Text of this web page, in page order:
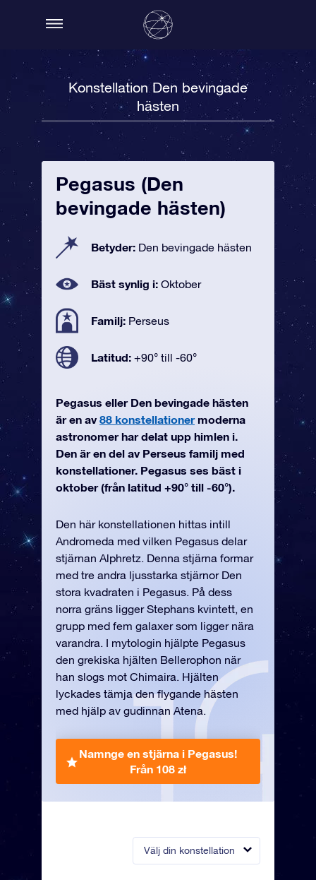
Konstellation Den bevingade
hästen
Välj din konstellation
Pegasus (Den
bevingade hästen)
Betyder: Den bevingade hästen
Bäst synlig i: Oktober
Familj: Perseus
Latitud: +90° till -60°
Pegasus eller Den bevingade hästen
är en av 88 konstellationermoderna
astronomer har delat upp himlen i.
Den är en del av Perseus familj med
konstellationer. Pegasus ses bäst i
oktober (från latitud +90° till -60°).
Den här konstellationen hittas intill
Andromeda med vilken Pegasus delar
stjärnan Alphretz. Denna stjärna formar
med tre andra ljusstarka stjärnor Den
stora kvadraten i Pegasus. På dess
norra gräns ligger Stephans kvintett, en
grupp med fem galaxer som ligger nära
varandra. I mytologin hjälpte Pegasus
den grekiska hjälten Bellerophon när
han slogs mot Chimaira. Hjälten
lyckades tämja den flygande hästen
med hjälp av gudinnan Atena.
Namnge en stjärna i Pegasus!
Från 108 zł